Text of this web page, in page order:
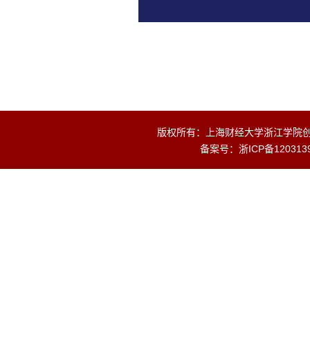
版权所有：上海财经大学浙江学
备案号： 浙ICP备